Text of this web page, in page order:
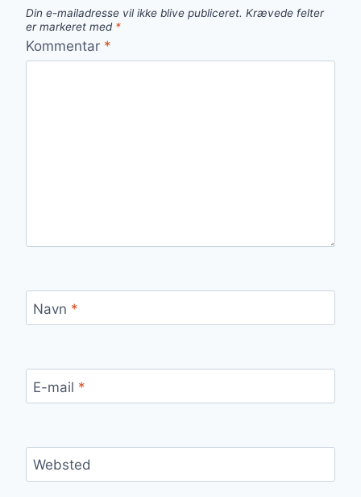
Din e-mailadresse vil ikke blive publiceret. Krævede felter
er markeret med *
Kommentar *
Navn *
E-mail *
Websted